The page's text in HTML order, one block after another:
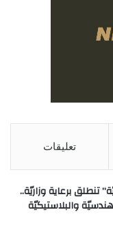
تعليقات
تنطلق برعاية وزاريّة..
والبلاستيكيّة